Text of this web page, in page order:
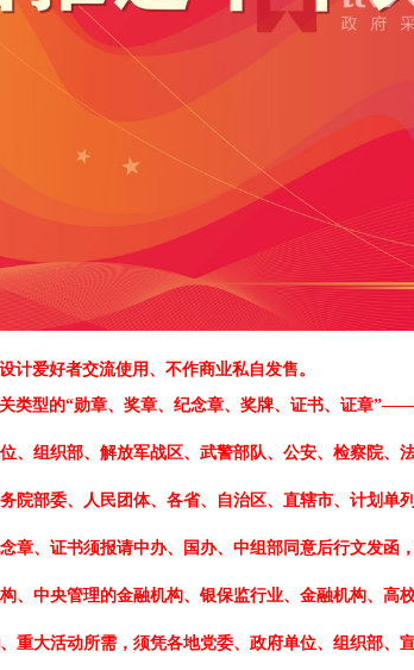
计爱好者交流使用、不作商业私自发售。
类型的“勋章、奖章、纪念章、奖牌、证书、证章”——
、组织部、解放军战区、武警部队、公安、检察院、
院部委、人民团体、各省、自治区、直辖市、计划单
章、证书须报请中办、国办、中组部同意后行文发函
、中央管理的金融机构、银保监行业、金融机构、高
重大活动所需，须凭各地党委、政府单位、组织部、